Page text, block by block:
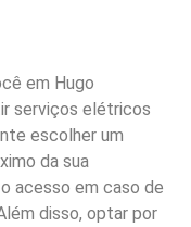
em Hugo
serviços elétricos
escolher um
da sua
acesso em caso de
disso, optar por